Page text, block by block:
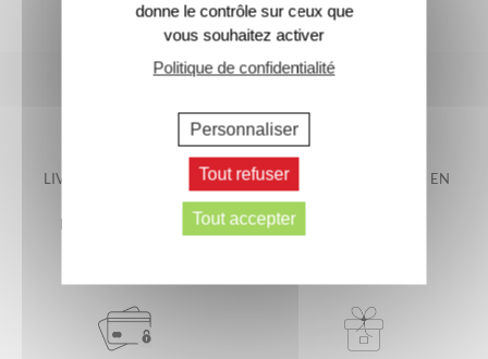
LIVRAISON OFFERTE EN
METROPOLITAINE*
LIVRAISON GARANTIE EN
donne le contrôle sur ceux que
vous souhaitez activer
Politique de confidentialité
Personnaliser
Tout refuser
Tout accepter